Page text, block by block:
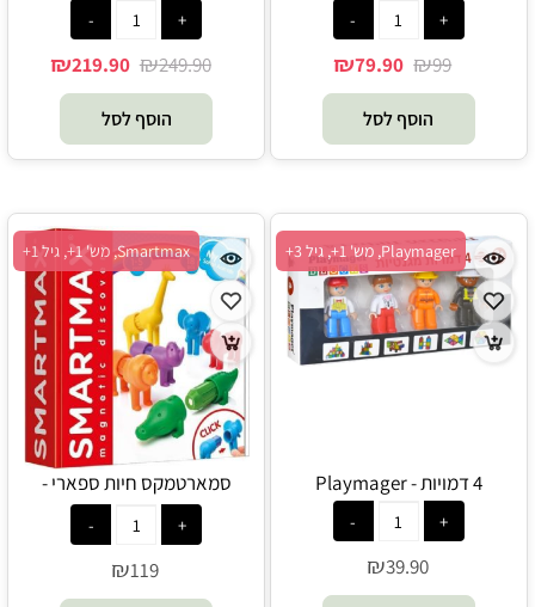
₪99
₪79.90
הוסף לסל
₪249.90
₪219.90
הוסף לסל
Playmager, מש' 1+, גיל 3+
4 דמויות - Playmager
₪39.90
Smartmax, מש' 1+, גיל 1+
סמארטמקס חיות ספארי -
Smartmax - FOXMIND
₪119